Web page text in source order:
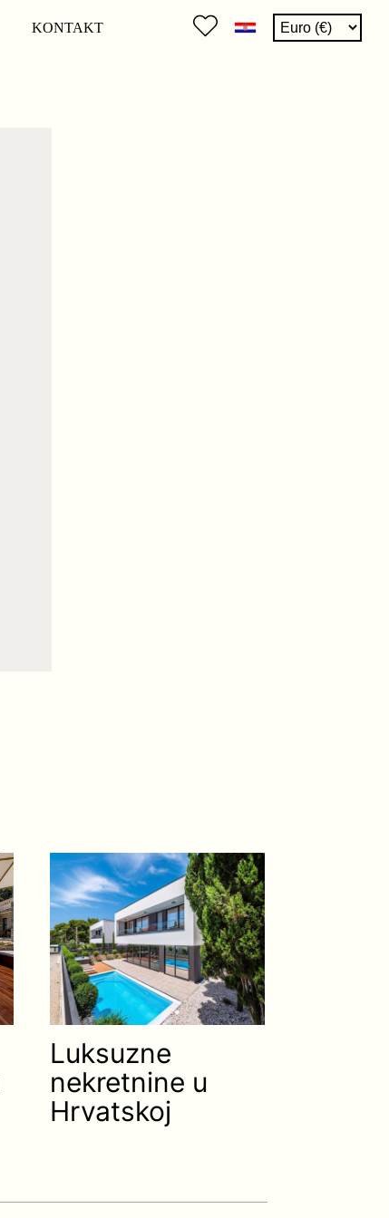
KONTAKT
Luksuzne
nekretnine u
Hrvatskoj